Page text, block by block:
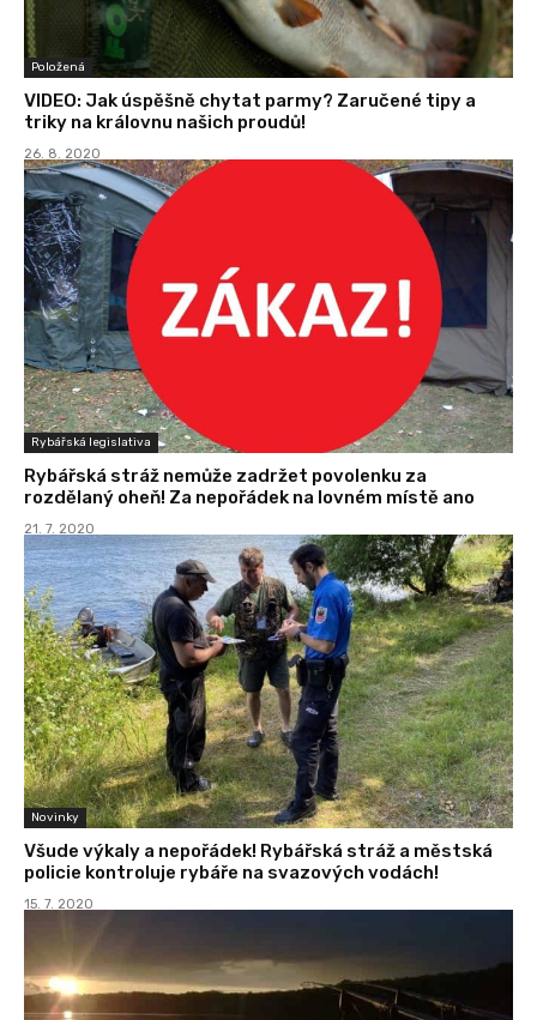
Položená
VIDEO: Jak úspěšně chytat parmy? Zaručené tipy a
triky na královnu našich proudů!
26. 8. 2020
Rybářská legislativa
Rybářská stráž nemůže zadržet povolenku za
rozdělaný oheň! Za nepořádek na lovném místě ano
21. 7. 2020
Novinky
Všude výkaly a nepořádek! Rybářská stráž a městská
policie kontroluje rybáře na svazových vodách!
15. 7. 2020